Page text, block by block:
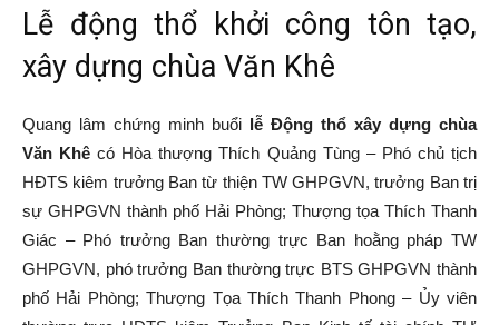
Hải
Lễ động thổ khởi công tôn tạo,
xây dựng chùa Văn Khê
Quang lâm chứng minh buổi lễ Động thổ xây dựng chùa
Văn Khê có Hòa thượng Thích Quảng Tùng – Phó chủ tịch
HĐTS kiêm trưởng Ban từ thiện TW GHPGVN, trưởng Ban trị
sự GHPGVN thành phố Hải Phòng; Thượng tọa Thích Thanh
Giác – Phó trưởng Ban thường trực Ban hoằng pháp TW
GHPGVN, phó trưởng Ban thường trực BTS GHPGVN thành
phố Hải Phòng; Thượng Tọa Thích Thanh Phong – Ủy viên